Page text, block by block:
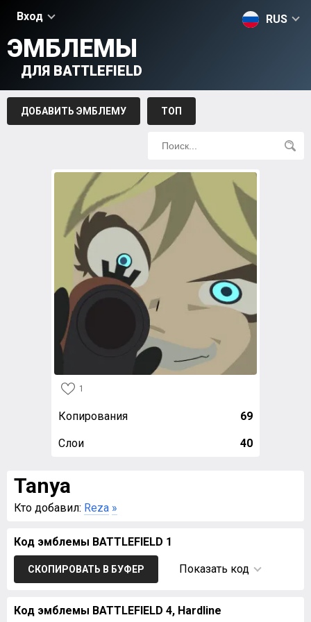
Вход RUS
ЭМБЛЕМЫ
ДЛЯ BATTLEFIELD
ДОБАВИТЬ ЭМБЛЕМУ ТОП
1
Копирования 69
Слои 40
Tanya
Кто добавил: Reza »
Код эмблемы BATTLEFIELD 1
СКОПИРОВАТЬ В БУФЕР Показать код
Код эмблемы BATTLEFIELD 4, Hardline